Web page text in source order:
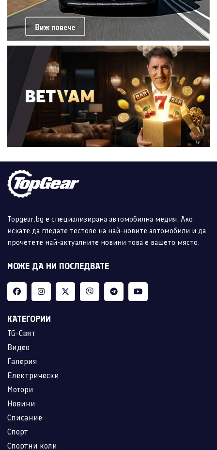
Topgear.bg е специализирана автомобилна медия. Ако
искате да гледате тестове на най-новите автомобили и да
прочетете най-актуалните новини това е вашето място.
МОЖЕ ДА НИ ПОСЛЕДВАТЕ
КАТЕГОРИИ
TG-Свят
Видео
Галерия
Електрически
Мотори
Новини
Списание
Спорт
Спортни коли